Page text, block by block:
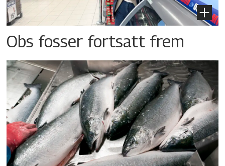
Obs fosser fortsatt frem